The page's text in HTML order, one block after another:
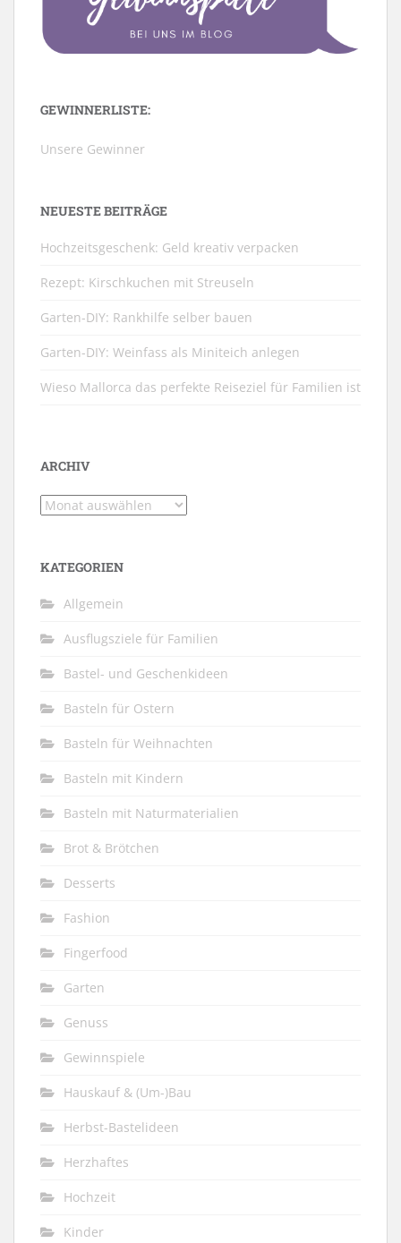
GEWINNERLISTE:
Unsere Gewinner
NEUESTE BEITRÄGE
Hochzeitsgeschenk: Geld kreativ verpacken
Rezept: Kirschkuchen mit Streuseln
Garten-DIY: Rankhilfe selber bauen
Garten-DIY: Weinfass als Miniteich anlegen
Wieso Mallorca das perfekte Reiseziel für Familien ist
ARCHIV
Archiv
KATEGORIEN
Allgemein
Ausflugsziele für Familien
Bastel- und Geschenkideen
Basteln für Ostern
Basteln für Weihnachten
Basteln mit Kindern
Basteln mit Naturmaterialien
Brot & Brötchen
Desserts
Fashion
Fingerfood
Garten
Genuss
Gewinnspiele
Hauskauf & (Um-)Bau
Herbst-Bastelideen
Herzhaftes
Hochzeit
Kinder